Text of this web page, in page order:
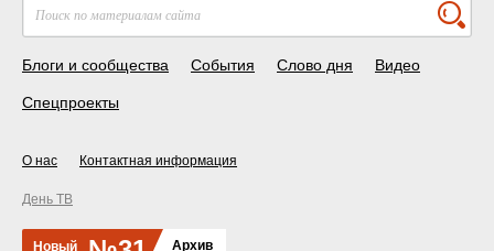
Блоги и сообщества События Слово дня Видео
Спецпроекты
О нас Контактная информация
День ТВ
Новый Архив